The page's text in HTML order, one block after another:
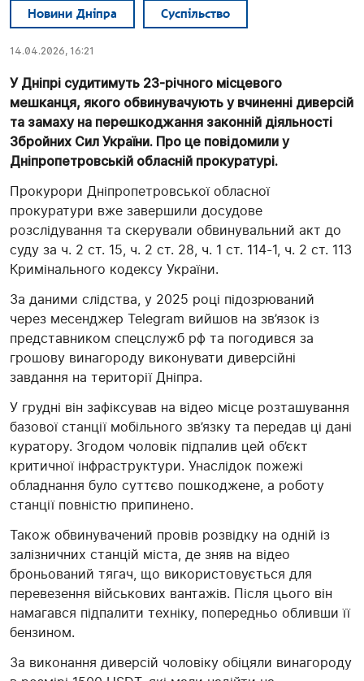
Новини Дніпра Суспільство
14.04.2026, 16:21
У Дніпрі судитимуть 23-річного місцевого
мешканця, якого обвинувачують у вчиненні диверсій
та замаху на перешкоджання законній діяльності
Збройних Сил України. Про це повідомили у
Дніпропетровській обласній прокуратурі.
Прокурори Дніпропетровської обласної
прокуратури вже завершили досудове
розслідування та скерували обвинувальний акт до
суду за ч. 2 ст. 15, ч. 2 ст. 28, ч. 1 ст. 114-1, ч. 2 ст. 113
Кримінального кодексу України.
За даними слідства, у 2025 році підозрюваний
через месенджер Telegram вийшов на зв’язок із
представником спецслужб рф та погодився за
грошову винагороду виконувати диверсійні
завдання на території Дніпра.
У грудні він зафіксував на відео місце розташування
базової станції мобільного зв’язку та передав ці дані
куратору. Згодом чоловік підпалив цей об’єкт
критичної інфраструктури. Унаслідок пожежі
обладнання було суттєво пошкоджене, а роботу
станції повністю припинено.
Також обвинувачений провів розвідку на одній із
залізничних станцій міста, де зняв на відео
броньований тягач, що використовується для
перевезення військових вантажів. Після цього він
намагався підпалити техніку, попередньо обливши її
бензином.
За виконання диверсій чоловіку обіцяли винагороду